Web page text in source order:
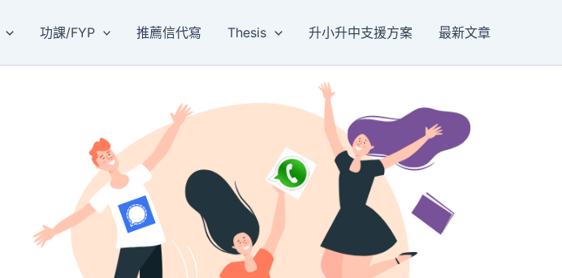
功課/FYP 推薦信代寫 Thesis 升小升中支援方案 最新文章